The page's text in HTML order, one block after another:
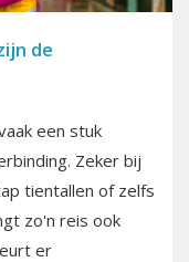
de
een stuk
Zeker bij
tientallen of zelfs
zo'n reis ook
er